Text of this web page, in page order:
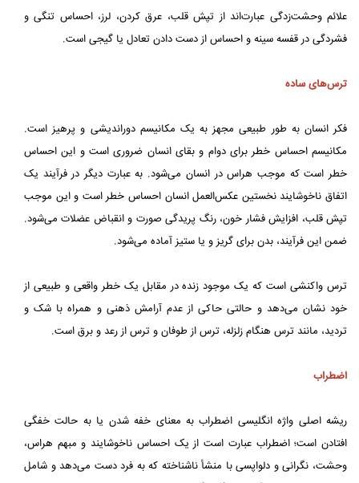
علائم وحشت‌زدگی عبارت‌اند از تپش قلب، عرق کردن، لرز، احساس تنگی و
فشردگی در قفسه سینه و احساس از دست دادن تعادل یا گیجی است.
ترس‌های ساده
فکر انسان به طور طبیعی مجهز به یک مکانیسم دوراندیشی و پرهیز است.
مکانیسم احساس خطر برای دوام و بقای انسان ضروری است و این احساس
خطر است که موجب هراس در انسان می‌شود. به عبارت دیگر در فرآیند یک
اتفاق ناخوشایند نخستین عکس‌العمل انسان احساس خطر است و این موجب
تپش قلب، افزایش فشار خون، رنگ پریدگی صورت و انقباض عضلات می‌شود.
ضمن این فرآیند، بدن برای گریز و یا ستیز آماده می‌شود.
ترس واکنشی است که یک موجود زنده در مقابل یک خطر واقعی و طبیعی از
خود نشان می‌دهد و حالتی حاکی از عدم آرامش ذهنی و همراه با شک و
تردید، مانند ترس هنگام زلزله، ترس از طوفان و ترس از رعد و برق است.
اضطراب
ریشه اصلی واژه انگلیسی اضطراب به معنای خفه شدن یا به حالت خفگی
افتادن است؛ اضطراب عبارت است از یک احساس ناخوشایند و مبهم هراس،
وحشت، نگرانی و دلواپسی با منشأ ناشناخته که به فرد دست می‌دهد و شامل